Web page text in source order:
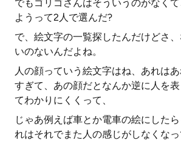
でもゴリゴさんはそういうのがなく
ようって2人で選んだ?
で、絵文字の一覧探したんだけどさ
いのないんだよね。
人の顔っていう絵文字はね、あれは
すぎて、あの顔だとなんか逆に人を表
てわかりにくくって、
じゃあ例えば車とか電車の絵にした
れはそれでまた人の感じがしなくな